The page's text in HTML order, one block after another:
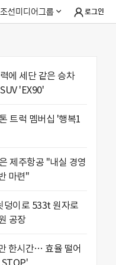
조선미디어그룹 로그인